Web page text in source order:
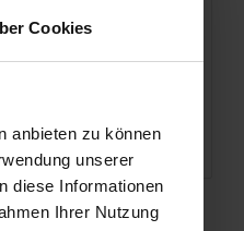
Cookies
anbieten zu können
unserer
diese Informationen
Ihrer Nutzung